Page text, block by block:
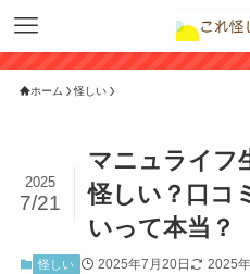
ホーム 怪しい
マニュライフ
怪しい？口コ
いって本当？
2025
7/21
怪しい 2025年7月20日 2025